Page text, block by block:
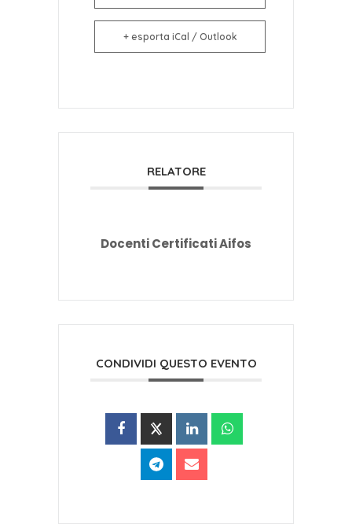
+ esporta iCal / Outlook
RELATORE
Docenti Certificati Aifos
CONDIVIDI QUESTO EVENTO